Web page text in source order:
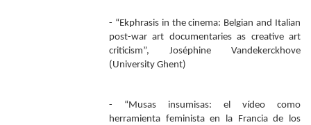
- “Ekphrasis in the cinema: Belgian and Italian
post-war art documentaries as creative art
criticism”, Joséphine Vandekerckhove
(University Ghent)
- “Musas insumisas: el vídeo como
herramienta feminista en la Francia de los